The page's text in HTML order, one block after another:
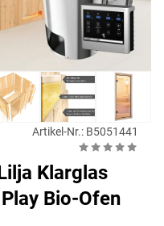
Artikel-Nr.: B5051441
Klarglas
Bio-Ofen